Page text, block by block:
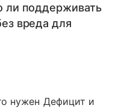
ли поддерживать
вреда для
нужен Дефицит и